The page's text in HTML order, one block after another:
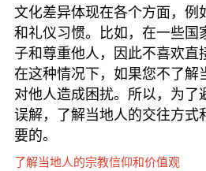
文化差异体现在各个方面，例
和礼仪习惯。比如，在一些国
子和尊重他人，因此不喜欢直
在这种情况下，如果您不了解
对他人造成困扰。所以，为了
误解，了解当地人的交往方式
要的。
了解当地人的宗教信仰和价值观